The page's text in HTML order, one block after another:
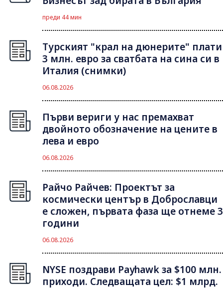
преди 44 мин
Турският "крал на дюнерите" плати
3 млн. евро за сватбата на сина си в
Италия (снимки)
06.08.2026
Първи вериги у нас премахват
двойното обозначение на цените в
лева и евро
06.08.2026
Райчо Райчев: Проектът за
космически център в Доброславци
е сложен, първата фаза ще отнеме 3
години
06.08.2026
NYSE поздрави Payhawk за $100 млн.
приходи. Следващата цел: $1 млрд.